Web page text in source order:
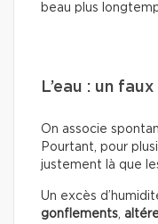
beau plus
L’eau : un
On associe
Pourtant, pour
justement là que
Un excès
gonflements